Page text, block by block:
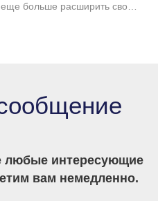
еще больше расширить свое
любые интересующие
вам немедленно.